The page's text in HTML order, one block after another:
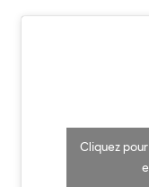
Cliquez